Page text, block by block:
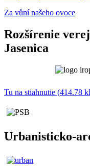
Za vůní našeho ovoce
Rozšírenie
Jasenica
Tu na stiahnutie (414.78
Urbanisticko-